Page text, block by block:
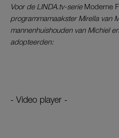
Voor de LINDA.tv-serie Moderne
programmamaakster Mirella van
mannenhuishouden van Michiel
adopteerden:
- Video player -